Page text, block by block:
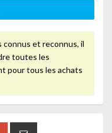
connus et reconnus, il
toutes les
pour tous les achats